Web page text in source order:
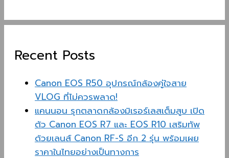
Recent Posts
Canon EOS R50 อุปกรณ์กล้องคู่ใจสาย
VLOG ที่ไม่ควรพลาด!
แคนนอน รุกตลาดกล้องมิเรอร์เลสเต็มสูบ เปิด
ตัว Canon EOS R7 และ EOS R10 เสริมทัพ
ด้วยเลนส์ Canon RF-S อีก 2 รุ่น พร้อมเผย
ราคาในไทยอย่างเป็นทางการ